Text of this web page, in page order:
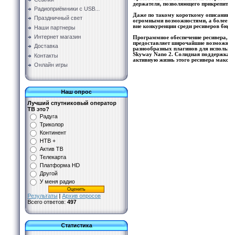
Радиоприёмники с USB...
Праздничный свет
Наши партнеры
Интернет магазин
Доставка
Контакты
Онлайн игры
Наш опрос
Лучший спутниковый оператор
ТВ это?
Радуга
Триколор
Континент
НТВ +
Актив ТВ
Телекарта
Платформа HD
Другой
У меня радио
Результаты | Архив опросов
Всего ответов: 497
Статистика
держателя, позволяющего
Даже по такому короткому
огромными возможностями, а более
вне конкуренции среди ресиверов
Программное обеспечение
предоставляет широчайшие
разнообразных плагинов для
Skyway Nano 2. Солидная
активную жизнь этого ресивера